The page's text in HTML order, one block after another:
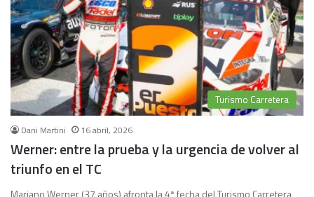
Turismo Carretera
Dani Martini 16 abril, 2026
Werner: entre la prueba y la urgencia de volver al
triunfo en el TC
Mariano Werner (37 años) afronta la 4ª fecha del Turismo Carretera